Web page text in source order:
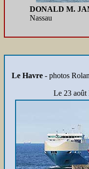
DONALD M.
Nassau
Le Havre - photos
Le 23